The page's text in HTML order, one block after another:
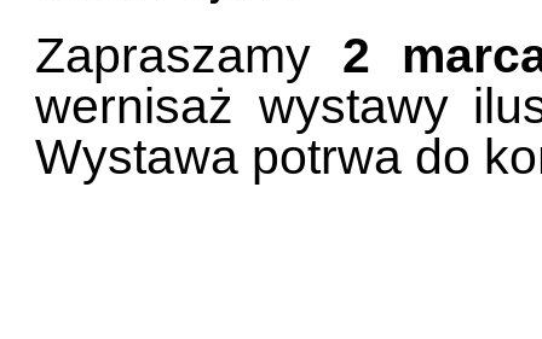
Zapraszamy 2
wernisaż wystawy
Wystawa potrwa do